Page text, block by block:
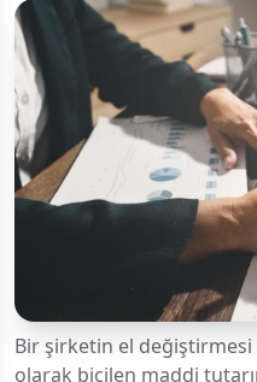
Bir şirketin el
olarak biçilen maddi